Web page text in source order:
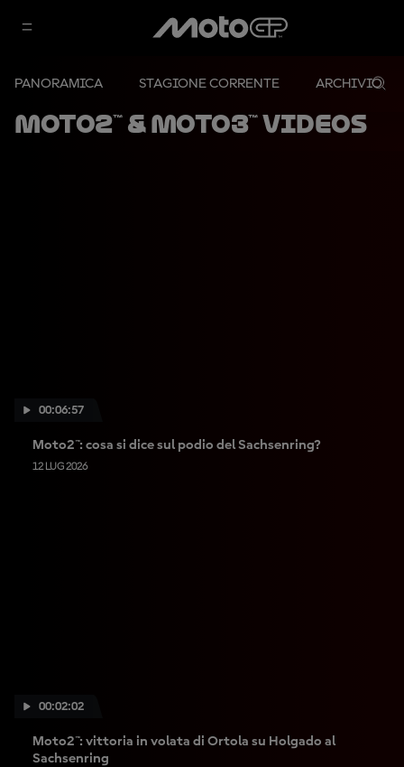
PANORAMICA STAGIONE CORRENTE ARCHIVIO
Moto2™ & Moto3™ Videos
00:06:57
Moto2™: cosa si dice sul podio del Sachsenring?
12 LUG 2026
00:02:02
Moto2™: vittoria in volata di Ortola su Holgado al
Sachsenring